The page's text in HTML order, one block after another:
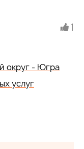
1
округ - Югра
услуг